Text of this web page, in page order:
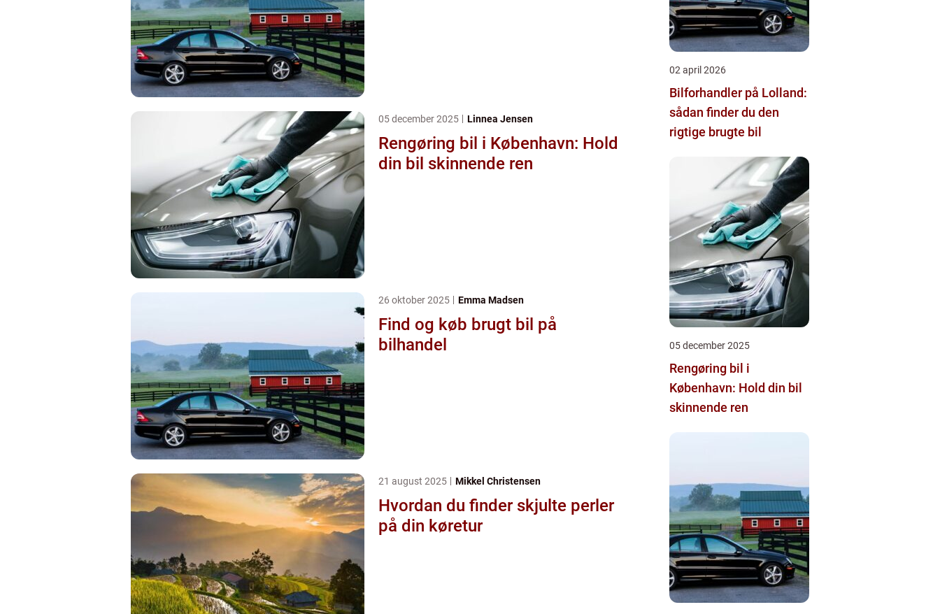
05 december 2025 Linnea Jensen
Rengøring bil i København: Hold
din bil skinnende ren
26 oktober 2025 Emma Madsen
Find og køb brugt bil på
bilhandel
21 august 2025 Mikkel Christensen
Hvordan du finder skjulte perler
på din køretur
02 april 2026
Bilforhandler på Lolland:
sådan finder du den
rigtige brugte bil
05 december 2025
Rengøring bil i
København: Hold din bil
skinnende ren